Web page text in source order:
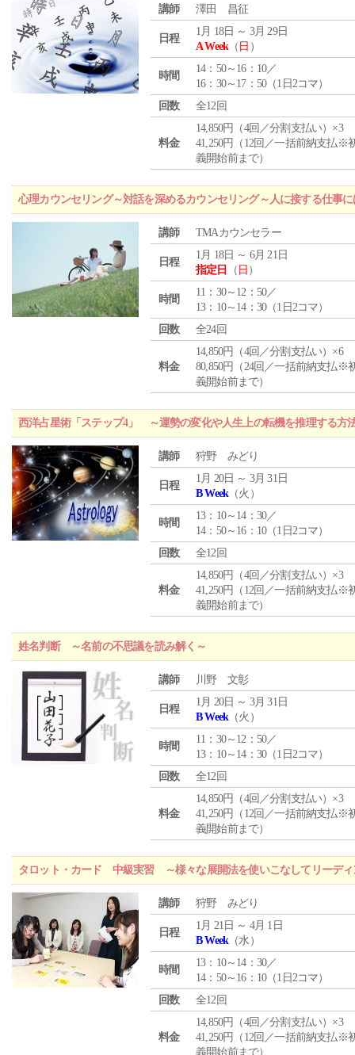
講師 澤田 昌征
日程
1月 18日 ～ 3月 29日
A Week（ 日 ）
時間
14：50～16：10／
16：30～17：50（1日2コマ）
回数
全12回
料金
14,850円（4回／分割支払い）×3
41,250円（12回／一括前納支払※
義開始前まで）
心理カウンセリング～対話を深めるカウンセリング～人に接する仕事
講師 TMAカウンセラー
日程
1月 18日 ～ 6月 21日
指定日
（ 日 ）
時間
11：30～12：50／
13：10～14：30（1日2コマ）
回数
全24回
料金
14,850円（4回／分割支払い）×6
80,850円（24回／一括前納支払※
義開始前まで）
西洋占星術「ステップ4」 ～運勢の変化や人生上の転機を推理する方
講師 狩野 みどり
日程
1月 20日 ～ 3月 31日
B Week（火）
時間
13：10～14：30／
14：50～16：10（1日2コマ）
回数
全12回
料金
14,850円（4回／分割支払い）×3
41,250円（12回／一括前納支払※
義開始前まで）
姓名判断 ～名前の不思議を読み解く～
講師 川野 文彰
日程
1月 20日 ～ 3月 31日
B Week（火）
時間
11：30～12：50／
13：10～14：30（1日2コマ）
回数
全12回
料金
14,850円（4回／分割支払い）×3
41,250円（12回／一括前納支払※
義開始前まで）
タロット・カード 中級実習 ～様々な展開法を使いこなしてリーディ
講師 狩野 みどり
日程
1月 21日 ～ 4月 1日
B Week（水）
時間
13：10～14：30／
14：50～16：10（1日2コマ）
回数
全12回
料金
14,850円（4回／分割支払い）×3
41,250円（12回／一括前納支払※
義開始前まで）